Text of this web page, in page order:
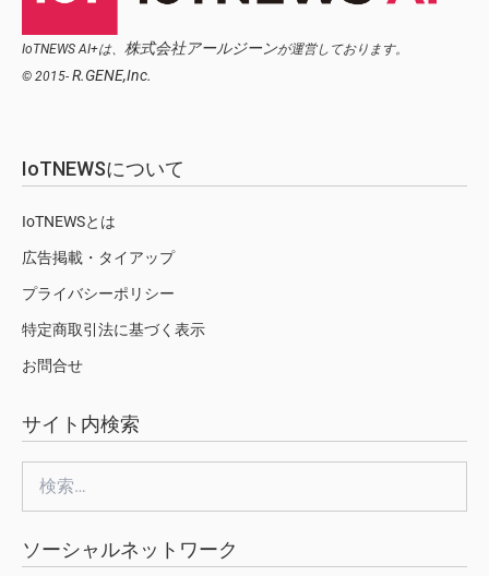
IoTNEWS AI+は、 株式会社アールジーンが運営しております。
© 2015- R.GENE,Inc.
IoTNEWSについて
IoTNEWSとは
広告掲載・タイアップ
プライバシーポリシー
特定商取引法に基づく表示
お問合せ
サイト内検索
索:
ソーシャルネットワーク